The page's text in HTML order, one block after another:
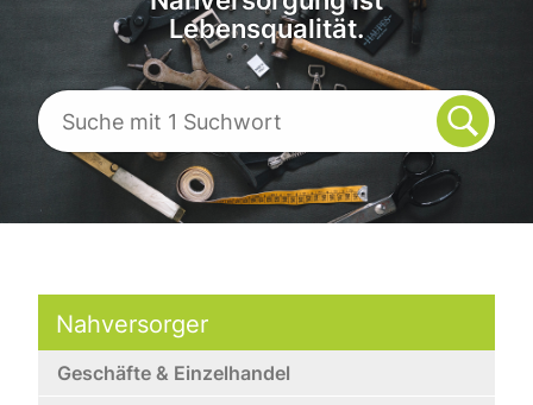
Lebensqualität.
Nahversorger
Geschäfte & Einzelhandel